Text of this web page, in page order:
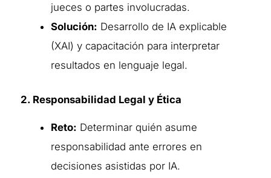
jueces o partes involucradas.
Solución: Desarrollo de IA explicable
(XAI) y capacitación para interpretar
resultados en lenguaje legal.
2. Responsabilidad Legal y Ética
Reto: Determinar quién asume
responsabilidad ante errores en
decisiones asistidas por IA.